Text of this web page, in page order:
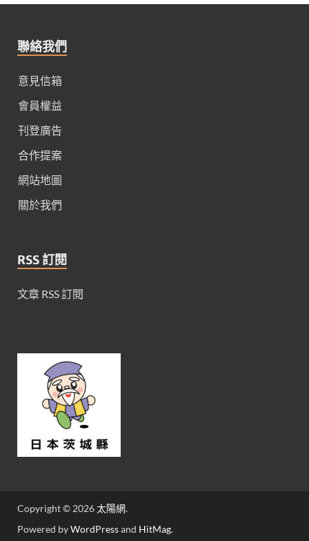
聯絡我們
意見信箱
會員權益
刊登廣告
合作提案
網站地圖
關於我們
RSS 訂閱
文章 RSS 訂閱
Copyright © 2026太陽網.
Powered byWordPressand HitMag.